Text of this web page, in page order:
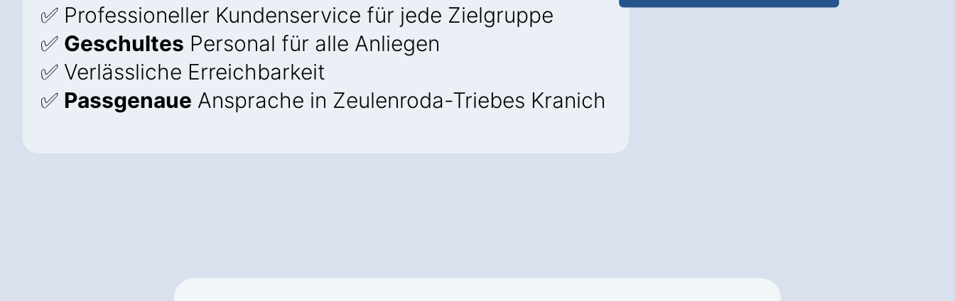
✅ Professioneller Kundenservice für jede Zielgruppe
✅ Geschultes Personal für alle Anliegen
✅ Verlässliche Erreichbarkeit
✅ Passgenaue Ansprache in Zeulenroda-Triebes Kranich